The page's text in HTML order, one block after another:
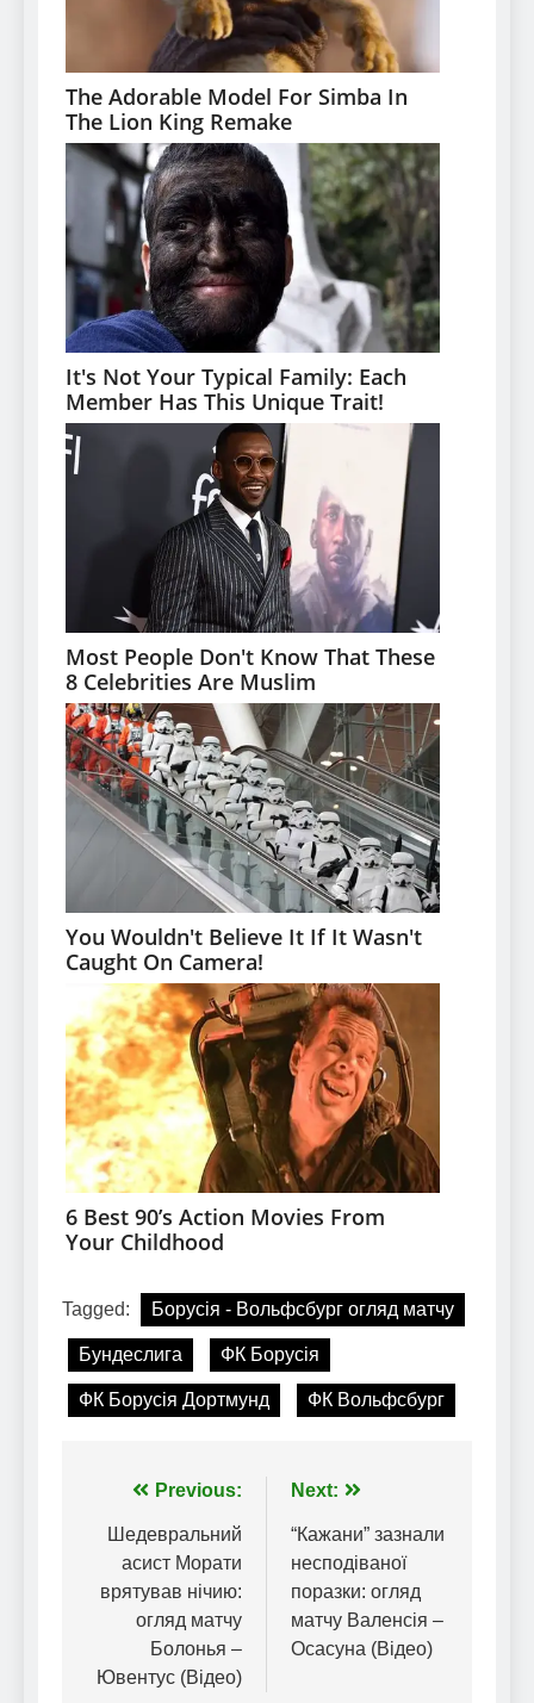
Tagged: Борусія - Вольфсбург огляд матчу
Бундеслига ФК Борусія
ФК Борусія Дортмунд ФК Вольфсбург
Навігація
записів
Previous:
Шедевральний
асист Морати
врятував нічию:
огляд матчу
Болонья –
Ювентус (Відео)
Next:
“Кажани” зазнали
несподіваної
поразки: огляд
матчу Валенсія –
Осасуна (Відео)